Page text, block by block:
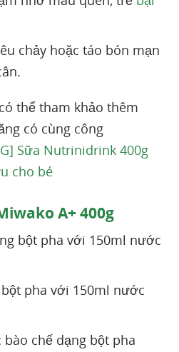
chảy hoặc táo bón mạn
thể tham khảo thêm
có cùng công
Sữa Nutrinidrink 400g
cho bé
A+ 400g
bột pha với 150ml nước
pha với 150ml nước
bào chế dạng bột pha